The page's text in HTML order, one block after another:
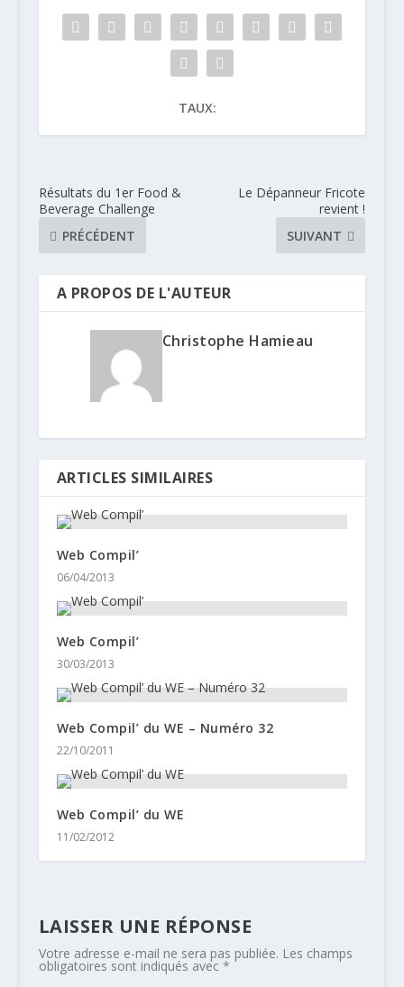
TAUX:
Résultats du 1er Food &
Beverage Challenge
PRÉCÉDENT
Le Dépanneur Fricote
revient !
SUIVANT
A PROPOS DE L'AUTEUR
Christophe Hamieau
ARTICLES SIMILAIRES
Web Compil’
06/04/2013
Web Compil’
30/03/2013
Web Compil’ du WE – Numéro 32
22/10/2011
Web Compil’ du WE
11/02/2012
LAISSER UNE RÉPONSE
Votre adresse e-mail ne sera pas publiée. Les champs
obligatoires sont indiqués avec *